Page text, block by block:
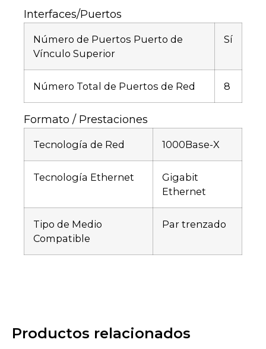
Interfaces/Puertos
Número de Puertos Puerto de
Vínculo Superior
Sí
Número Total de Puertos de Red 8
Formato / Prestaciones
Tecnología de Red 1000Base-X
Tecnología Ethernet
Gigabit
Ethernet
Tipo de Medio
Compatible
Par trenzado
Productos relacionados